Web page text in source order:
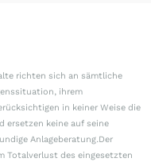
richten sich an sämtliche
ihrem
in keiner Weise die
ersetzen keine auf seine
Anlageberatung.Der
Totalverlust des eingesetzten